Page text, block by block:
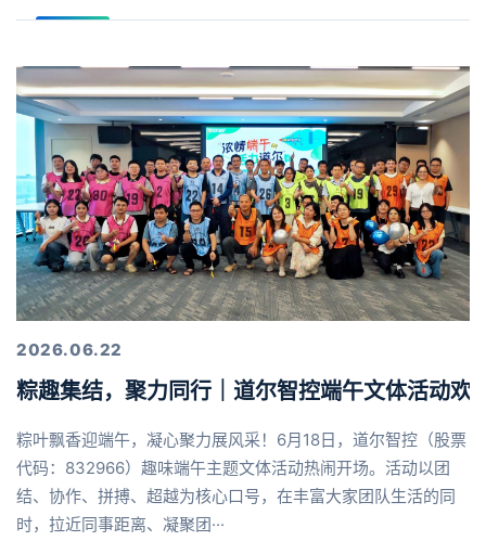
2026.06.22
粽趣集结，聚力同行｜道尔智控端午文体活动欢
粽叶飘香迎端午，凝心聚力展风采！6月18日，道尔智控（股票
代码：832966）趣味端午主题文体活动热闹开场。活动以团
结、协作、拼搏、超越为核心口号，在丰富大家团队生活的同
时，拉近同事距离、凝聚团···